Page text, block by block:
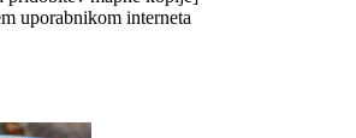
uporabnikom interneta